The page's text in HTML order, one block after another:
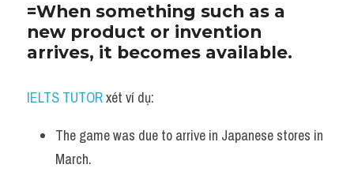
=When something such as a
new product or invention
arrives, it becomes available.
IELTS TUTOR xét ví dụ:
The game was due to arrive in Japanese stores in
March.